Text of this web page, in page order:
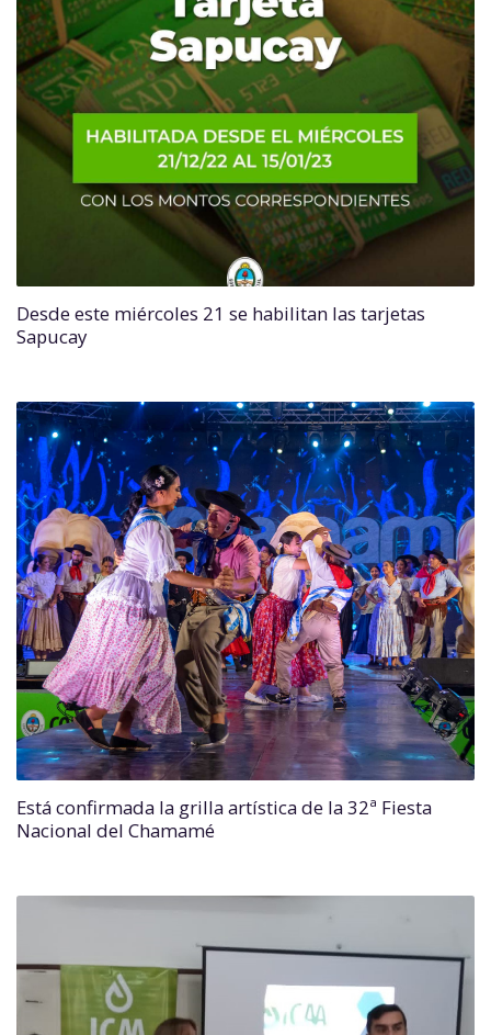
Desde este miércoles 21 se habilitan las tarjetas
Sapucay
Está confirmada la grilla artística de la 32ª Fiesta
Nacional del Chamamé